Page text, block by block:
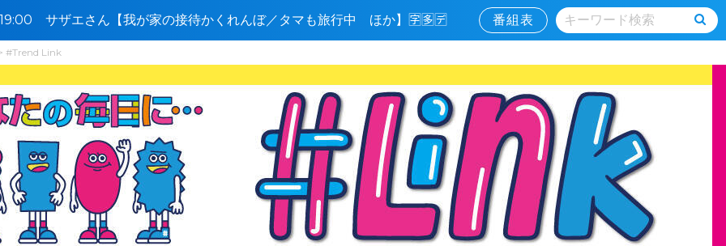
サザエさん【我が家の接待かくれんぼ／タマも旅行中 ほか】🈑🈕🈓 番組表
#Trend Link